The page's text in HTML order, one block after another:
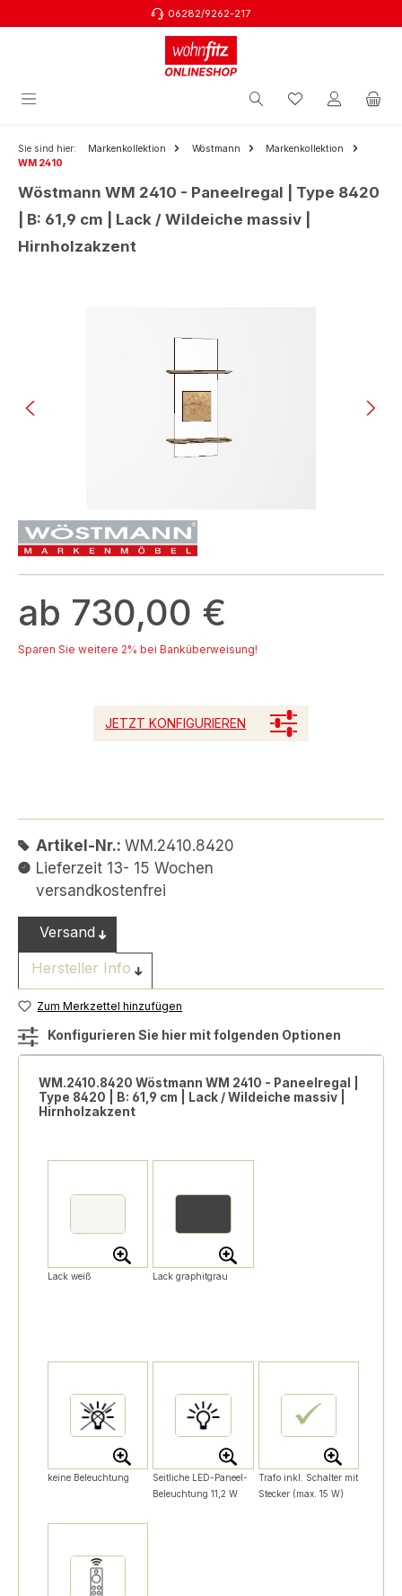
06282/9262-217
Sie sind hier: Markenkollektion Wöstmann
Markenkollektion
WM 2410
Wöstmann WM 2410 - Paneelregal | Type 8420
| B: 61,9 cm | Lack / Wildeiche massiv |
Hirnholzakzent
ab 730,00 €
Sparen Sie weitere 2% bei Banküberweisung!
JETZT KONFIGURIEREN
Artikel-Nr.: WM.2410.8420
Lieferzeit 13- 15 Wochen
versandkostenfrei
Versand
Hersteller Info
Zum Merkzettel hinzufügen
Konfigurieren Sie hier mit folgenden Optionen
WM.2410.8420 Wöstmann WM 2410 - Paneelregal |
Type 8420 | B: 61,9 cm | Lack / Wildeiche massiv |
Hirnholzakzent
Lack weiß Lack graphitgrau
keine Beleuchtung
Seitliche LED-Paneel-
Beleuchtung 11,2 W
Trafo inkl. Schalter mit
Stecker (max. 15 W)